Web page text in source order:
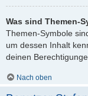
Was sind Themen-
Themen-Symbole
um dessen Inhalt
deinen
Nach oben